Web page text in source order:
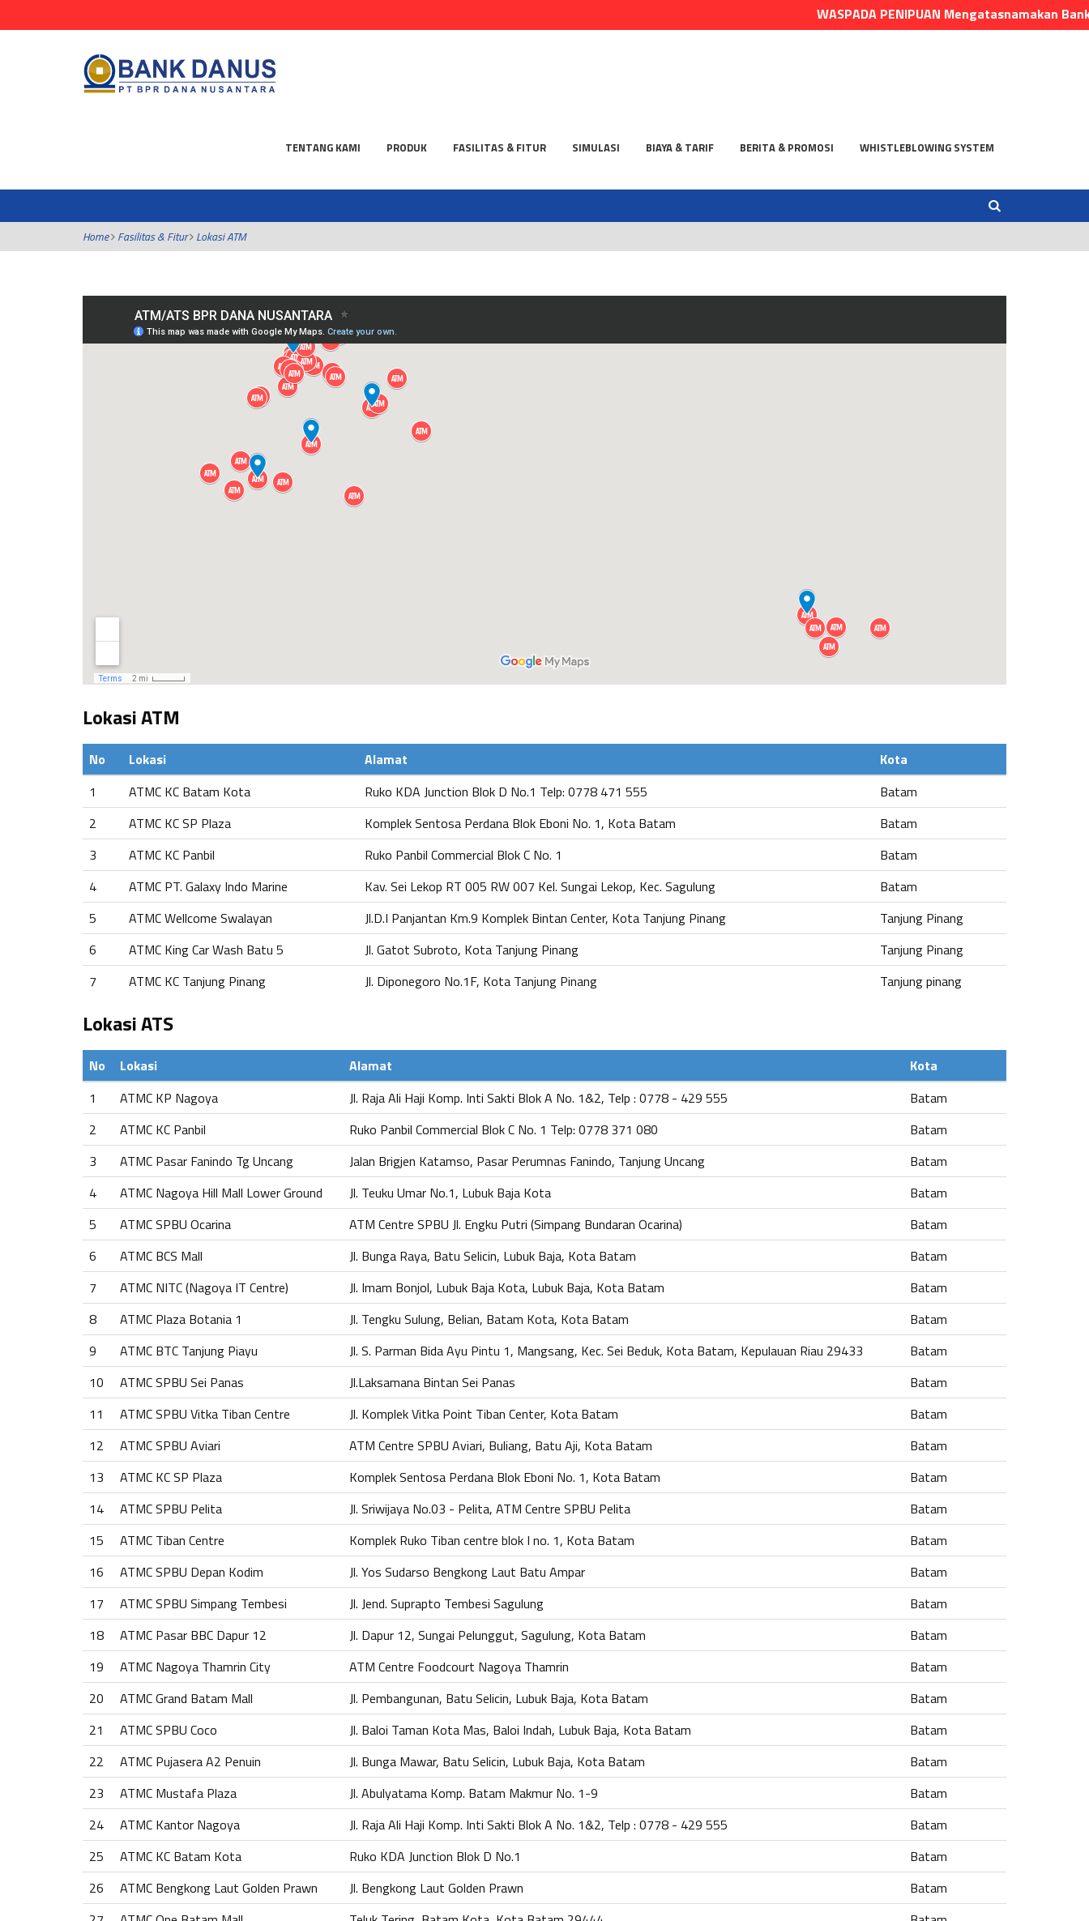
WASPADA PENIPUAN Mengatasnamakan Bank
TENTANG KAMI PRODUK FASILITAS & FITUR SIMULASI BIAYA & TARIF BERITA & PROMOSI WHISTLEBLOWING SYSTEM
Home Fasilitas & Fitur Lokasi ATM
Lokasi ATM
No Lokasi Alamat
Kota
1
ATMC KC Batam Kota Ruko KDA Junction Blok D No.1 Telp: 0778 471 555
Batam
2
ATMC KC SP Plaza Komplek Sentosa Perdana Blok Eboni No. 1, Kota Batam
Batam
3
ATMC KC Panbil Ruko Panbil Commercial Blok C No. 1
Batam
4
ATMC PT. Galaxy Indo Marine Kav. Sei Lekop RT 005 RW 007 Kel. Sungai Lekop, Kec. Sagulung
Batam
5
ATMC Wellcome Swalayan Jl.D.I Panjantan Km.9 Komplek Bintan Center, Kota Tanjung Pinang
Tanjung Pinang
6
ATMC King Car Wash Batu 5 Jl. Gatot Subroto, Kota Tanjung Pinang
Tanjung Pinang
7
ATMC KC Tanjung Pinang Jl. Diponegoro No.1F, Kota Tanjung Pinang Tanjung pinang
Lokasi ATS
No Lokasi Alamat
Kota
1
ATMC KP Nagoya Jl. Raja Ali Haji Komp. Inti Sakti Blok A No. 1&2, Telp : 0778 - 429 555
Batam
2
ATMC KC Panbil Ruko Panbil Commercial Blok C No. 1 Telp: 0778 371 080
Batam
3
ATMC Pasar Fanindo Tg Uncang Jalan Brigjen Katamso, Pasar Perumnas Fanindo, Tanjung Uncang
Batam
4
ATMC Nagoya Hill Mall Lower Ground Jl. Teuku Umar No.1, Lubuk Baja Kota
Batam
5
ATMC SPBU Ocarina ATM Centre SPBU Jl. Engku Putri (Simpang Bundaran Ocarina)
Batam
6
ATMC BCS Mall Jl. Bunga Raya, Batu Selicin, Lubuk Baja, Kota Batam
Batam
7
ATMC NITC (Nagoya IT Centre) Jl. Imam Bonjol, Lubuk Baja Kota, Lubuk Baja, Kota Batam
Batam
8
ATMC Plaza Botania 1 Jl. Tengku Sulung, Belian, Batam Kota, Kota Batam
Batam
9
ATMC BTC Tanjung Piayu Jl. S. Parman Bida Ayu Pintu 1, Mangsang, Kec. Sei Beduk, Kota Batam, Kepulauan Riau 29433
Batam
10
ATMC SPBU Sei Panas Jl.Laksamana Bintan Sei Panas
Batam
11
ATMC SPBU Vitka Tiban Centre Jl. Komplek Vitka Point Tiban Center, Kota Batam
Batam
12
ATMC SPBU Aviari ATM Centre SPBU Aviari, Buliang, Batu Aji, Kota Batam
Batam
13
ATMC KC SP Plaza Komplek Sentosa Perdana Blok Eboni No. 1, Kota Batam
Batam
14
ATMC SPBU Pelita Jl. Sriwijaya No.03 - Pelita, ATM Centre SPBU Pelita
Batam
15
ATMC Tiban Centre Komplek Ruko Tiban centre blok I no. 1, Kota Batam
Batam
16
ATMC SPBU Depan Kodim Jl. Yos Sudarso Bengkong Laut Batu Ampar
Batam
17
ATMC SPBU Simpang Tembesi Jl. Jend. Suprapto Tembesi Sagulung
Batam
18
ATMC Pasar BBC Dapur 12 Jl. Dapur 12, Sungai Pelunggut, Sagulung, Kota Batam
Batam
19
ATMC Nagoya Thamrin City ATM Centre Foodcourt Nagoya Thamrin
Batam
20
ATMC Grand Batam Mall Jl. Pembangunan, Batu Selicin, Lubuk Baja, Kota Batam
Batam
21
ATMC SPBU Coco Jl. Baloi Taman Kota Mas, Baloi Indah, Lubuk Baja, Kota Batam
Batam
22
ATMC Pujasera A2 Penuin Jl. Bunga Mawar, Batu Selicin, Lubuk Baja, Kota Batam
Batam
23
ATMC Mustafa Plaza Jl. Abulyatama Komp. Batam Makmur No. 1-9
Batam
24
ATMC Kantor Nagoya Jl. Raja Ali Haji Komp. Inti Sakti Blok A No. 1&2, Telp : 0778 - 429 555
Batam
25
ATMC KC Batam Kota Ruko KDA Junction Blok D No.1
Batam
26
ATMC Bengkong Laut Golden Prawn Jl. Bengkong Laut Golden Prawn
Batam